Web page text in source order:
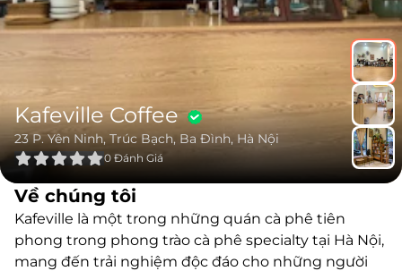
Kafeville Coffee
23 P. Yên Ninh, Trúc Bạch, Ba Đình, Hà Nội
0 Đánh Giá
Về chúng tôi
Kafeville là một trong những quán cà phê tiên
phong trong phong trào cà phê specialty tại Hà Nội,
mang đến trải nghiệm độc đáo cho những người